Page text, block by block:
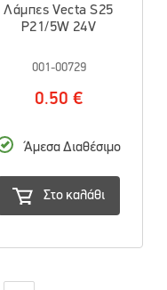
Λάμπες Vecta S25
P21/5W 24V
001-00729
0.50 €
Άμεσα Διαθέσιμο
Στο καλάθι